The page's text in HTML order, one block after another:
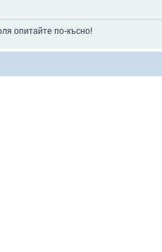
опитайте по-късно!